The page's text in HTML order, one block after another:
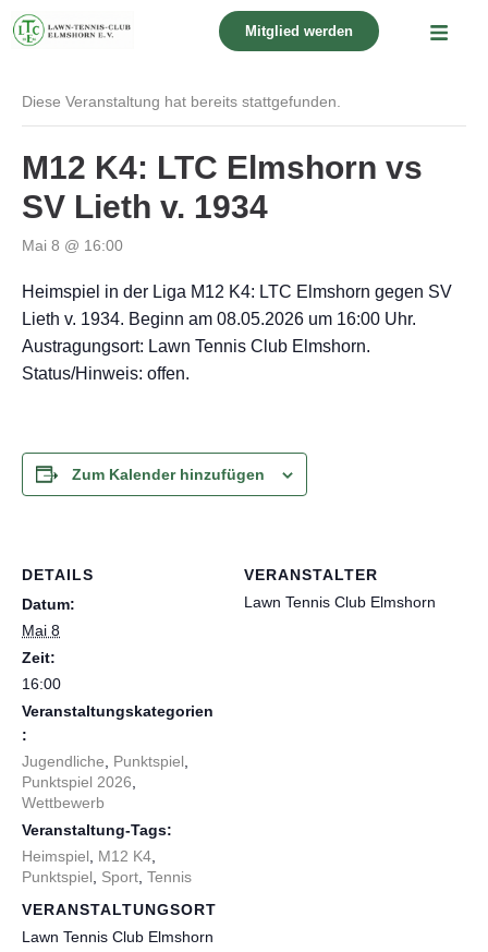
Mitglied werden
Diese Veranstaltung hat bereits stattgefunden.
M12 K4: LTC Elmshorn vs
SV Lieth v. 1934
Mai 8 @ 16:00
Heimspiel in der Liga M12 K4: LTC Elmshorn gegen SV
Lieth v. 1934. Beginn am 08.05.2026 um 16:00 Uhr.
Austragungsort: Lawn Tennis Club Elmshorn.
Status/Hinweis: offen.
Zum Kalender hinzufügen
DETAILS
Datum:
Mai 8
Zeit:
16:00
Veranstaltungskategorien
:
Jugendliche
Punktspiel
Punktspiel 2026
Wettbewerb
Veranstaltung-Tags:
Heimspiel
M12 K4
Punktspiel
Sport Tennis
VERANSTALTUNGSORT
Lawn Tennis Club Elmshorn
VERANSTALTER
Lawn Tennis Club Elmshorn